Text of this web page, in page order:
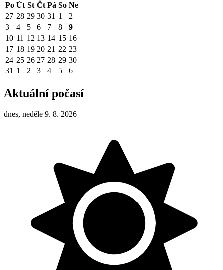
Po Út St Čt Pá So Ne
27 28 29 30 31 1
2
3
4 5 6 7 8
9
10 11 12 13 14 15 16
17 18 19 20 21 22 23
24 25 26 27 28 29 30
31 1 2 3 4 5 6
Aktuální počasí
dnes, neděle 9. 8. 2026